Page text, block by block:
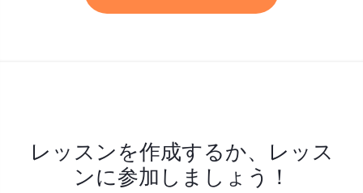
レッスンを作成するか、レッス
ンに参加しましょう！